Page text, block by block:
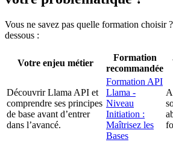
Vous ne savez pas quelle formation choisir
dessous :
Votre enjeu métier
Formation
recommandée
Découvrir Llama API et
comprendre ses principes
de base avant d’entrer
dans l’avancé.
Formation API
Llama -
Niveau
Initiation :
Maîtrisez les
Bases